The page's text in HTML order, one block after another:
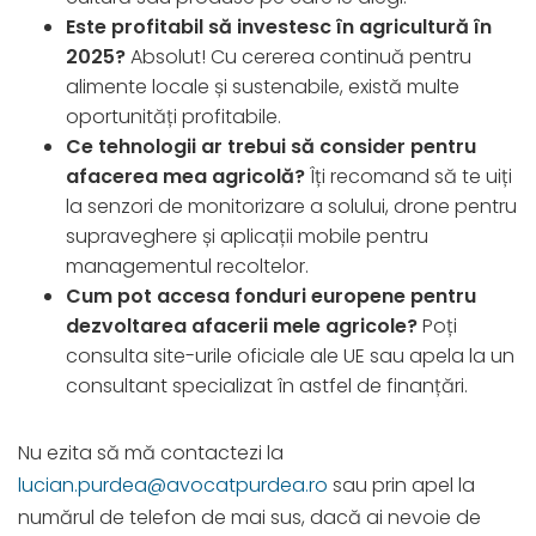
Este profitabil să investesc în agricultură în
2025?Absolut! Cu cererea continuă pentru
alimente locale și sustenabile, există multe
oportunități profitabile.
Ce tehnologii ar trebui să consider pentru
afacerea mea agricolă?Îți recomand să te uiți
la senzori de monitorizare a solului, drone pentru
supraveghere și aplicații mobile pentru
managementul recoltelor.
Cum pot accesa fonduri europene pentru
dezvoltarea afacerii mele agricole?Poți
consulta site-urile oficiale ale UE sau apela la un
consultant specializat în astfel de finanțări.
Nu ezita să mă contactezi la
lucian.purdea@avocatpurdea.ro sau prin apel la
numărul de telefon de mai sus, dacă ai nevoie de